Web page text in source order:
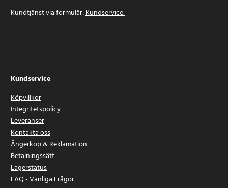
Kundtjänst via formulär:Kundservice
Kundservice
Köpvillkor
Integritetspolicy
Leveranser
Kontakta oss
Ångerköp & Reklamation
Betalningssätt
Lagerstatus
FAQ - Vanliga Frågor